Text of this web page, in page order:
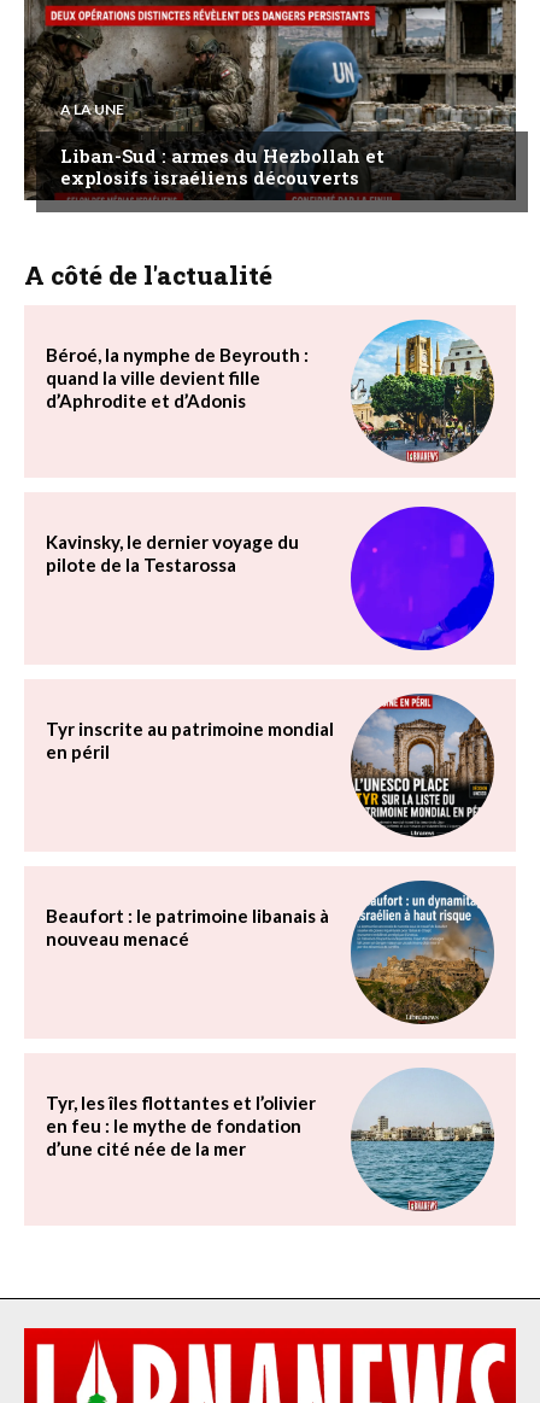
A LA UNE
Liban-Sud : armes du Hezbollah et
explosifs israéliens découverts
A côté de l'actualité
Béroé, la nymphe de Beyrouth :
quand la ville devient fille
d’Aphrodite et d’Adonis
Kavinsky, le dernier voyage du
pilote de la Testarossa
Tyr inscrite au patrimoine mondial
en péril
Beaufort : le patrimoine libanais à
nouveau menacé
Tyr, les îles flottantes et l’olivier
en feu : le mythe de fondation
d’une cité née de la mer